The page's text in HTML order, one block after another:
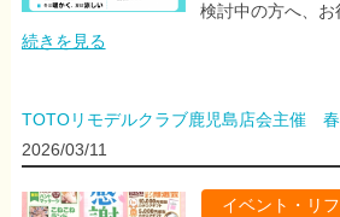
検討中の方へ、お
続きを見る
TOTOリモデルクラブ鹿児島店会主催
2026/03/11
イベント・リ